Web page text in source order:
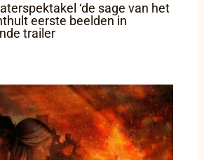
‘de sage van het
eerste beelden in
trailer